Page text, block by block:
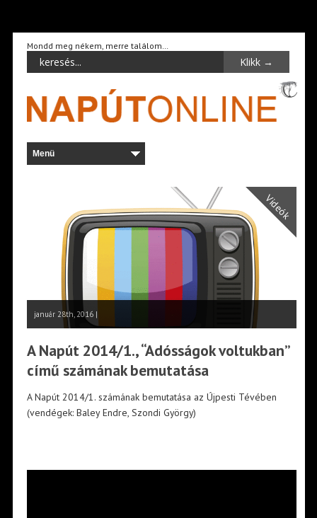
Mondd meg nékem, merre találom…
Videók
január 28th, 2016 |
A Napút 2014/1., “Adósságok voltukban”
című számának bemutatása
A Napút 2014/1. számának bemutatása az Újpesti Tévében
(vendégek: Baley Endre, Szondi György)